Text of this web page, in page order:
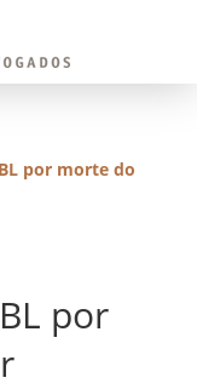
por morte do
por